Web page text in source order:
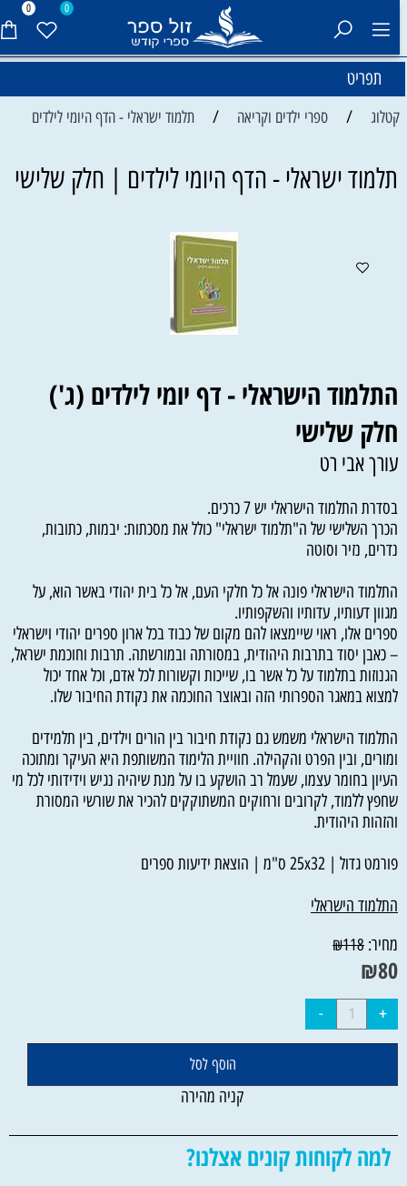
0 0
תפריט
קטלוג / ספרי ילדים וקריאה / תלמוד ישראלי - הדף היומי לילדים
תלמוד ישראלי - הדף היומי לילדים | חלק שלישי
התלמוד הישראלי - דף יומי לילדים (ג')
חלק שלישי
עורך אבי רט
בסדרת התלמוד הישראלי יש 7 כרכים.
הכרך השלישי של ה"תלמוד ישראלי" כולל את מסכתות: יבמות, כתובות,
נדרים, נזיר וסוטה
התלמוד הישראלי פונה אל כל חלקי העם, אל כל בית יהודי באשר הוא, על
מגוון דעותיו, עדותיו והשקפותיו.
ספרים אלו, ראוי שיימצאו להם מקום של כבוד בכל ארון ספרים יהודי וישראלי
– כאבן יסוד בתרבות היהודית, במסורתה ובמורשתה. תרבות וחוכמת ישראל,
הגנוזות בתלמוד על כל אשר בו, שייכות וקשורות לכל אדם, וכל אחד יכול
למצוא במאגר הספרותי הזה ובאוצר החוכמה את נקודת החיבור שלו.
התלמוד הישראלי משמש גם נקודת חיבור בין הורים וילדים, בין תלמידים
ומורים, ובין הפרט והקהילה. חוויית הלימוד המשותפת היא העיקר ומתוכה
העיון בחומר עצמו, שעמל רב הושקע בו על מנת שיהיה נגיש וידידותי לכל מי
שחפץ ללמוד, לקרובים ורחוקים המשתוקקים להכיר את שורשי המסורת
והזהות היהודית.
פורמט גדול | 25x32 ס"מ | הוצאת ידיעות ספרים
התלמוד הישראלי
מחיר:
₪118
₪80
הוסף לסל
קניה מהירה
למה לקוחות קונים אצלנו?